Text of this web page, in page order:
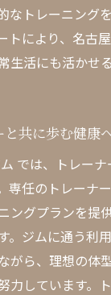
なトレーニング
トにより、名古
生活にも活かせ
共に歩む健康
では、トレー
専任のトレーナ
ングプランを提
。ジムに通う利
がら、理想の体
力しています。